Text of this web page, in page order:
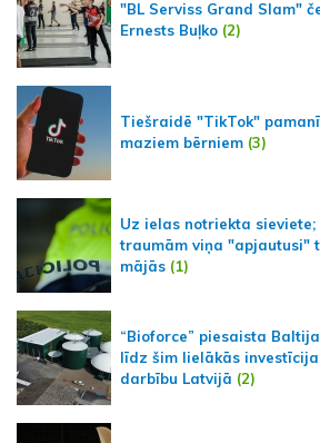
"BL Serviss Grand Slam"
Ernests Buļko (2)
Tiešraidē "TikTok"
maziem bērniem (3)
Uz ielas notriekta
traumām viņa "apjautusi"
mājās (1)
“Bioforce” piesaista
līdz šim lielākās
darbību Latvijā (2)